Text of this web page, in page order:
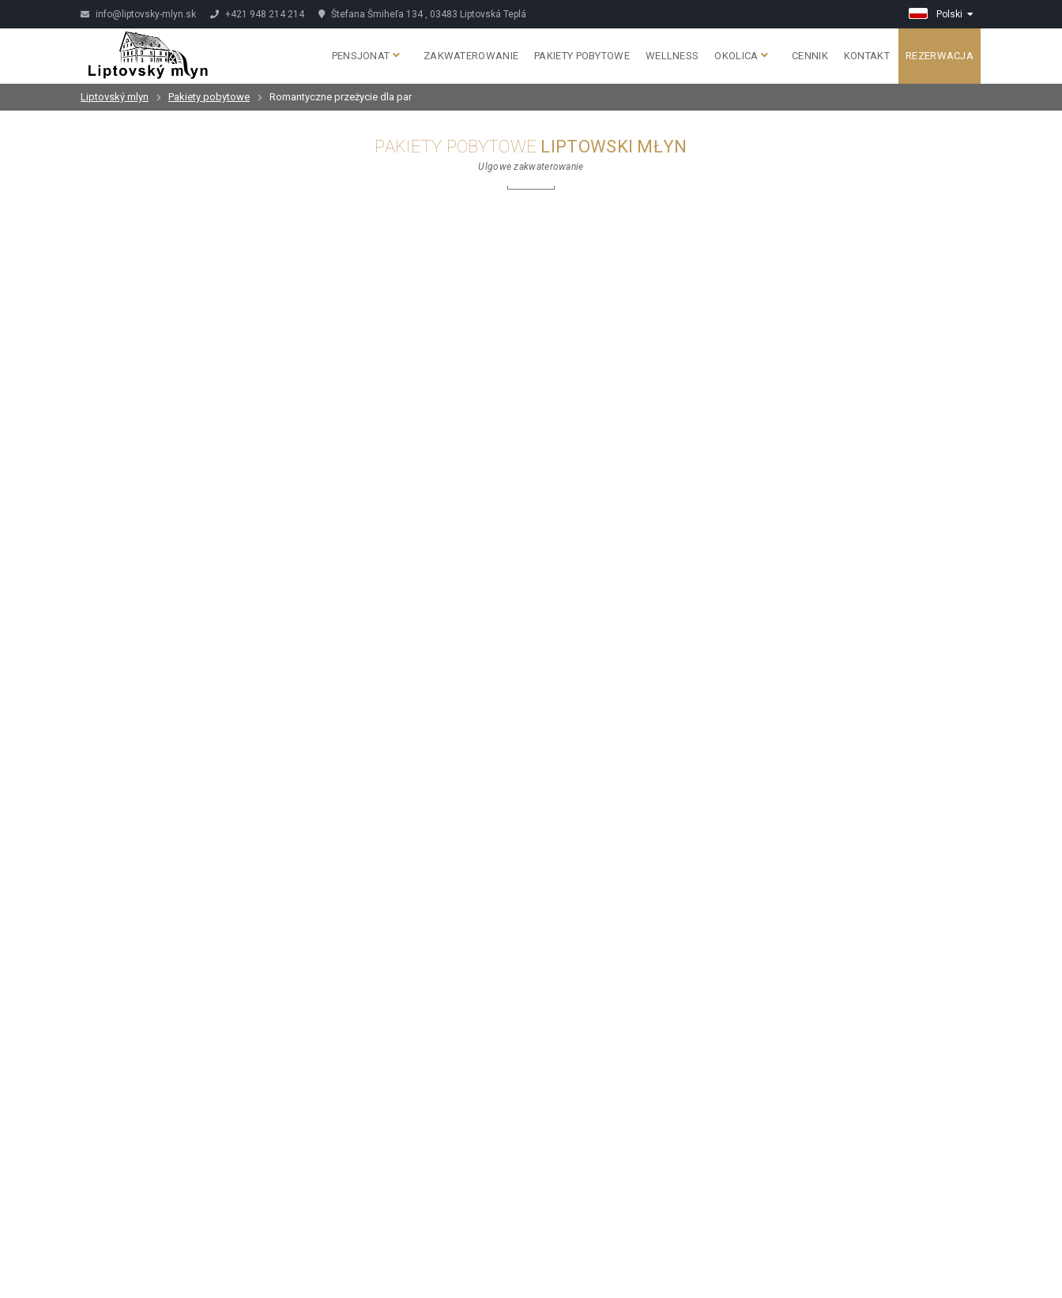
info@liptovsky-mlyn.sk +421 948 214 214 Štefana Šmiheľa 134 , 03483 Liptovská Teplá Polski
PENSJONAT ZAKWATEROWANIE PAKIETY POBYTOWE WELLNESS OKOLICA CENNIK KONTAKT REZERWACJA
Liptovský mlyn Pakiety pobytowe Romantyczne przeżycie dla par
PAKIETY POBYTOWE LIPTOWSKI MŁYN
Ulgowe zakwaterowanie